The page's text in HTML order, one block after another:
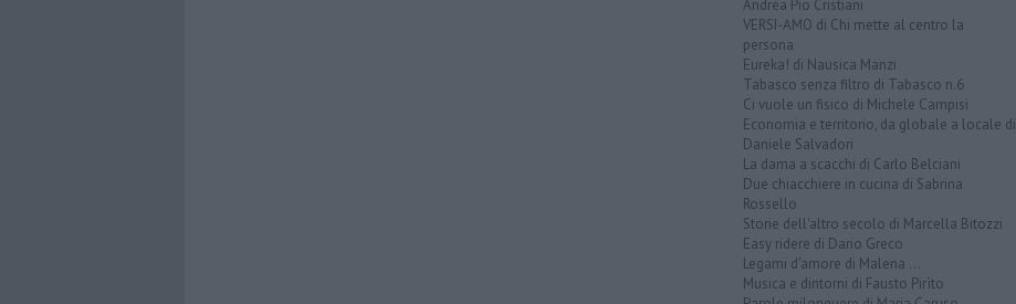
Andrea Pio Cristiani
VERSI-AMO di Chi mette al centro la
persona
Eureka! di Nausica Manzi
Tabasco senza filtro di Tabasco n.6
Ci vuole un fisico di Michele Campisi
Economia e territorio, da globale a locale di
Daniele Salvadori
La dama a scacchi di Carlo Belciani
Due chiacchiere in cucina di Sabrina
Rossello
Storie dell'altro secolo di Marcella Bitozzi
Easy ridere di Dario Greco
Legami d'amore di Malena ...
Musica e dintorni di Fausto Pirìto